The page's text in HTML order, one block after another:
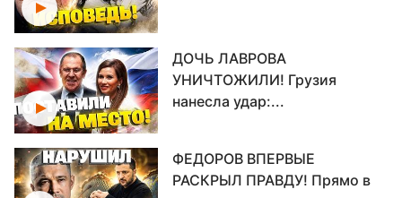
ДОЧЬ ЛАВРОВА
УНИЧТОЖИЛИ! Грузия
нанесла удар:...
ФЕДОРОВ ВПЕРВЫЕ
РАСКРЫЛ ПРАВДУ! Прямо в